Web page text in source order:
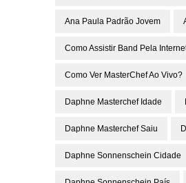
Ana Paula Padrão Jovem
Como Assistir Band Pela
Como Ver MasterChef Ao Vivo?
Daphne Masterchef Idade
Daphne Masterchef Saiu
Daphne Sonnenschein Cidade